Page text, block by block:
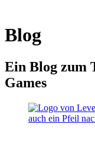
Blog
Ein Blog zum
Games